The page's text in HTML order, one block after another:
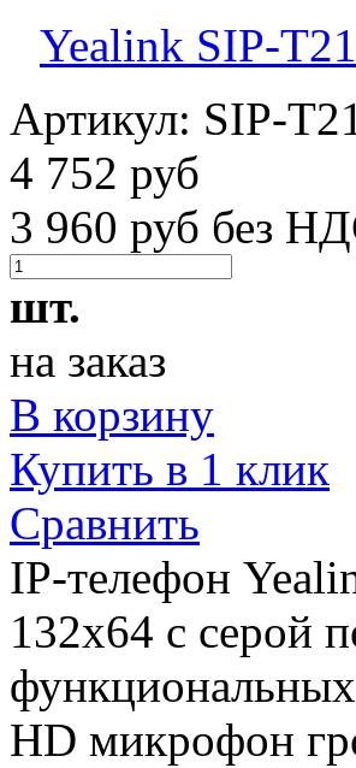
Yealink SIP-
Артикул: SIP-
4 752 руб
3 960 руб без
шт.
на заказ
В корзину
Купить в 1 клик
Сравнить
IP-телефон
132х64 с серой
HD микрофон